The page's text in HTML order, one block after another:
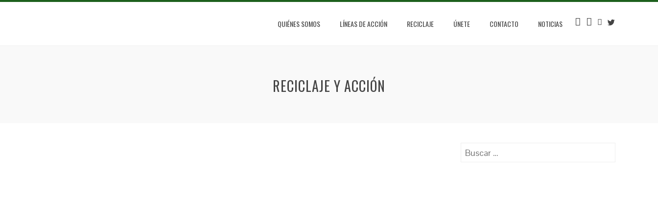
QUIÉNES SOMOS LÍNEAS DE ACCIÓN RECICLAJE ÚNETE CONTACTO NOTICIAS INSTAGRAM
FACEBOOKYOUTUBE
RECICLAJE Y ACCIÓN
Buscar: